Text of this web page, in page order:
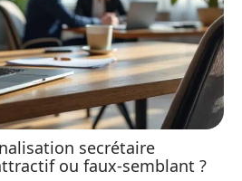
secrétaire
ou faux-semblant ?